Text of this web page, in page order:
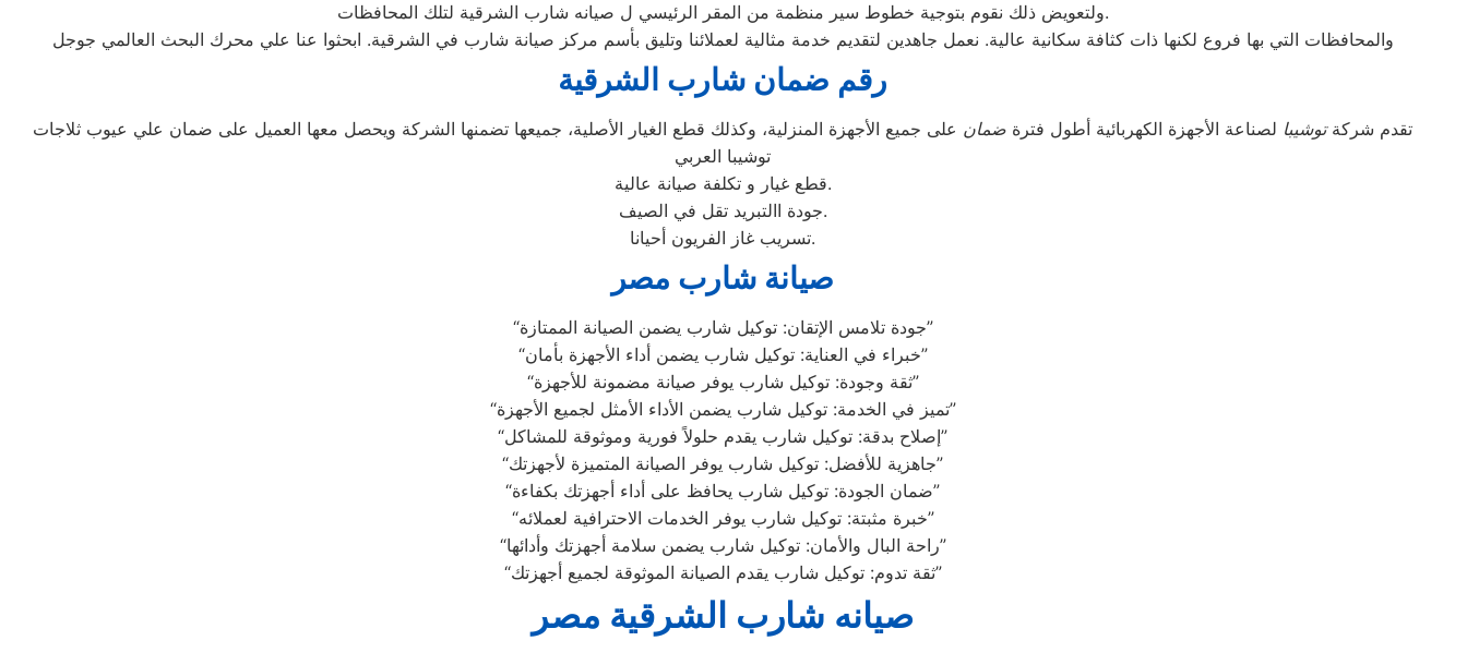
ولتعويض ذلك نقوم بتوجية خطوط سير منظمة من المقر الرئيسي ل صيانه شارب الشرقية لتلك المحافظات.
والمحافظات التي بها فروع لكنها ذات كثافة سكانية عالية. نعمل جاهدين لتقديم خدمة مثالية لعملائنا وتليق بأسم مركز صيانة شارب في الشرقية. ابحثوا عنا علي محرك البحث العالمي جوجل
رقم ضمان شارب الشرقية
تقدم شركةتوشيبا لصناعة الأجهزة الكهربائية أطول فترة ضمان على جميع الأجهزة المنزلية، وكذلك قطع الغيار الأصلية، جميعها تضمنها الشركة ويحصل معها العميل على ضمان علي عيوب ثلاجات
توشيبا العربي
قطع غيار و تكلفة صيانة عالية.
جودة االتبريد تقل في الصيف.
تسريب غاز الفريون أحيانا.
صيانة شارب مصر
“جودة تلامس الإتقان: توكيل شارب يضمن الصيانة الممتازة”
“خبراء في العناية: توكيل شارب يضمن أداء الأجهزة بأمان”
“ثقة وجودة: توكيل شارب يوفر صيانة مضمونة للأجهزة”
“تميز في الخدمة: توكيل شارب يضمن الأداء الأمثل لجميع الأجهزة”
“إصلاح بدقة: توكيل شارب يقدم حلولاً فورية وموثوقة للمشاكل”
“جاهزية للأفضل: توكيل شارب يوفر الصيانة المتميزة لأجهزتك”
“ضمان الجودة: توكيل شارب يحافظ على أداء أجهزتك بكفاءة”
“خبرة مثبتة: توكيل شارب يوفر الخدمات الاحترافية لعملائه”
“راحة البال والأمان: توكيل شارب يضمن سلامة أجهزتك وأدائها”
“ثقة تدوم: توكيل شارب يقدم الصيانة الموثوقة لجميع أجهزتك”
صيانه شارب الشرقية مصر